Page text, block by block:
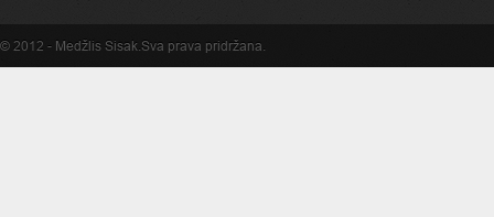
© 2012 - Medžlis Sisak .Sva prava pridržana.